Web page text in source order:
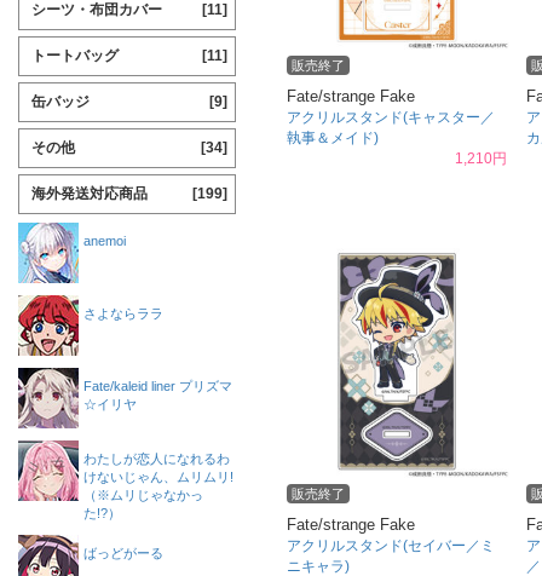
販売終了
Fate/strange Fake
アクリルスタンド(キャスター／
執事＆メイド)
1,210円
販売終了
Fate/strange Fake
アクリルスタンド(セイバー／ミ
ニキャラ)
シーツ・布団カバー [11]
トートバッグ [11]
缶バッジ [9]
その他 [34]
海外発送対応商品 [199]
anemoi
さよならララ
Fate/kaleid liner プリズマ
☆イリヤ
わたしが恋人になれるわ
けないじゃん、ムリムリ!
（※ムリじゃなかっ
た!?）
ばっどがーる